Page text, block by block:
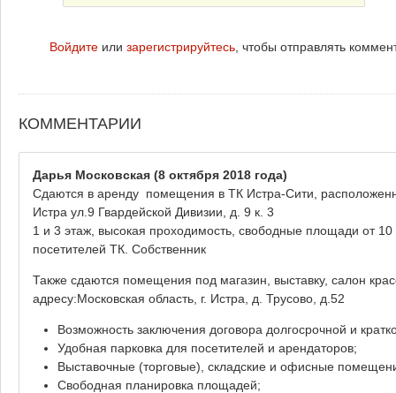
Войдите или зарегистрируйтесь, чтобы отправлять
КОММЕНТАРИИ
Дарья Московская (8 октября 2018 года)
Сдаются в аренду помещения в ТК Истра-Сити,
Истра ул.9 Гвардейской Дивизии, д. 9 к. 3
1 и 3 этаж, высокая проходимость, свободные площади от
посетителей ТК. Собственник
Также сдаются помещения под магазин, выставку, салон
адресу:Московская область, г. Истра, д. Трусово, д.52
Возможность заключения договора долгосрочной и
Удобная парковка для посетителей и арендаторов;
Выставочные (торговые), складские и офисные
Свободная планировка площадей;